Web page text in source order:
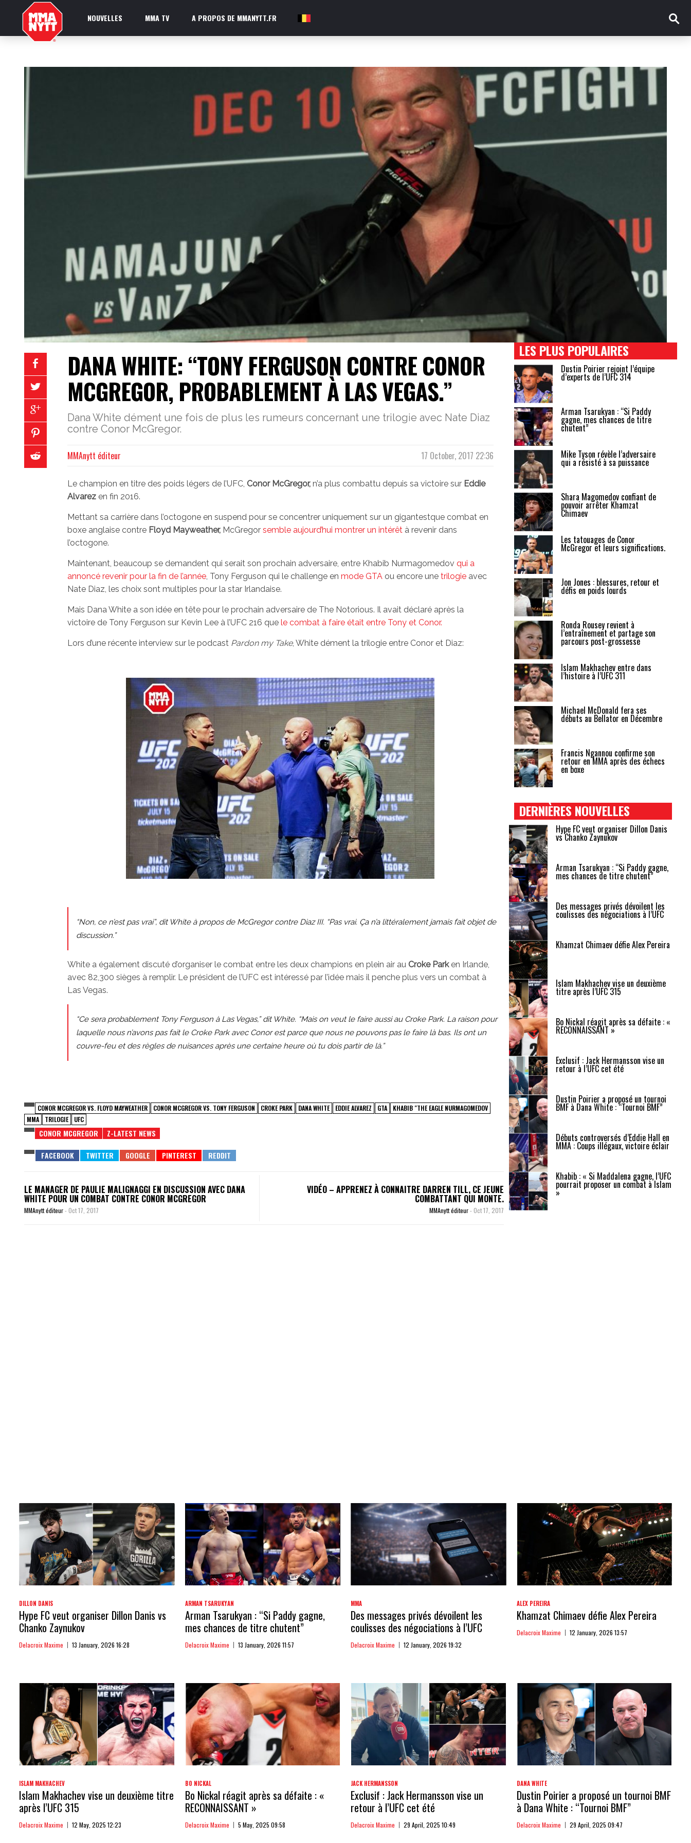
NOUVELLES MMA TV A PROPOS DE MMANYTT.FR FR
DANA WHITE: “TONY FERGUSON CONTRE CONOR
MCGREGOR, PROBABLEMENT À LAS VEGAS.”
Dana White dément une fois de plus les rumeurs concernant une trilogie avec Nate Diaz
contre Conor McGregor.
17 October, 2017 22:36
MMAnytt éditeur
Le champion en titre des poids légers de l’UFC, Conor McGregor, n’a plus combattu depuis sa victoire sur Eddie
Alvarez en fin 2016.
Mettant sa carrière dans l’octogone en suspend pour se concentrer uniquement sur un gigantestque combat en
boxe anglaise contre Floyd Mayweather, McGregor semble aujourd’hui montrer un intérêt à revenir dans
l’octogone.
Maintenant, beaucoup se demandent qui serait son prochain adversaire, entre Khabib Nurmagomedov qui a
annoncé revenir pour la fin de l’année, Tony Ferguson qui le challenge en mode GTA ou encore une trilogie avec
Nate Diaz, les choix sont multiples pour la star Irlandaise.
Mais Dana White a son idée en tête pour le prochain adversaire de The Notorious. Il avait déclaré après la
victoire de Tony Ferguson sur Kevin Lee à l’UFC 216 que le combat à faire était entre Tony et Conor.
Lors d’une récente interview sur le podcast Pardon my Take, White dément la trilogie entre Conor et Diaz:
“Non, ce n’est pas vrai”, dit White à propos de McGregor contre Diaz III. “Pas vrai. Ça n’a littéralement jamais fait objet de
discussion.”
White a également discuté d’organiser le combat entre les deux champions en plein air au Croke Parken Irlande,
avec 82,300 sièges à remplir. Le président de l’UFC est intéressé par l’idée mais il penche plus vers un combat à
Las Vegas.
“Ce sera probablement Tony Ferguson à Las Vegas,” dit White. “Mais on veut le faire aussi au Croke Park. La raison pour
laquelle nous n’avons pas fait le Croke Park avec Conor est parce que nous ne pouvons pas le faire là bas. Ils ont un
couvre-feu et des règles de nuisances après une certaine heure où tu dois partir de là.”
CONOR MCGREGOR VS. FLOYD MAYWEATHER CONOR MCGREGOR VS. TONY FERGUSON CROKE PARK DANA WHITE EDDIE ALVAREZ GTA
KHABIB "THE EAGLE NURMAGOMEDOV
MMA
TRILOGIE UFC
CONOR MCGREGOR Z-LATEST NEWS
LE MANAGER DE PAULIE MALIGNAGGI EN DISCUSSION AVEC DANA
WHITE POUR UN COMBAT CONTRE CONOR MCGREGOR
MMAnytt éditeur- Oct 17, 2017
VIDÉO – APPRENEZ À CONNAITRE DARREN TILL, CE JEUNE
COMBATTANT QUI MONTE.
MMAnytt éditeur- Oct 17, 2017
LES PLUS POPULAIRES
Dustin Poirier rejoint l’équipe
d’experts de l’UFC 314
Arman Tsarukyan : “Si Paddy
gagne, mes chances de titre
chutent”
Mike Tyson révèle l’adversaire
qui a résisté à sa puissance
Shara Magomedov confiant de
pouvoir arrêter Khamzat
Chimaev
Les tatouages de Conor
McGregor et leurs significations.
Jon Jones : blessures, retour et
défis en poids lourds
Ronda Rousey revient à
l’entraînement et partage son
parcours post-grossesse
Islam Makhachev entre dans
l’histoire à l’UFC 311
Michael McDonald fera ses
débuts au Bellator en Décembre
Francis Ngannou confirme son
retour en MMA après des échecs
en boxe
DERNIÈRES NOUVELLES
Hype FC veut organiser Dillon Danis
vs Chanko Zaynukov
Arman Tsarukyan : “Si Paddy gagne,
mes chances de titre chutent”
Des messages privés dévoilent les
coulisses des négociations à l’UFC
Khamzat Chimaev défie Alex Pereira
Islam Makhachev vise un deuxième
titre après l’UFC 315
Bo Nickal réagit après sa défaite : «
RECONNAISSANT »
Exclusif : Jack Hermansson vise un
retour à l’UFC cet été
Dustin Poirier a proposé un tournoi
BMF à Dana White : “Tournoi BMF”
Débuts controversés d’Eddie Hall en
MMA : Coups illégaux, victoire éclair
Khabib : « Si Maddalena gagne, l’UFC
pourrait proposer un combat à Islam
»
DILLON DANIS
Hype FC veut organiser Dillon Danis vs
Chanko Zaynukov
Delacroix Maxime 13 January, 2026 16:28
ARMAN TSARUKYAN
Arman Tsarukyan : “Si Paddy gagne,
mes chances de titre chutent”
Delacroix Maxime 13 January, 2026 11:57
MMA
Des messages privés dévoilent les
coulisses des négociations à l’UFC
Delacroix Maxime 12 January, 2026 19:32
ALEX PEREIRA
Khamzat Chimaev défie Alex Pereira
Delacroix Maxime 12 January, 2026 13:57
ISLAM MAKHACHEV
Islam Makhachev vise un deuxième titre
après l’UFC 315
Delacroix Maxime 12 May, 2025 12:23
BO NICKAL
Bo Nickal réagit après sa défaite : «
RECONNAISSANT »
Delacroix Maxime 5 May, 2025 09:58
JACK HERMANSSON
Exclusif : Jack Hermansson vise un
retour à l’UFC cet été
Delacroix Maxime 29 April, 2025 10:49
DANA WHITE
Dustin Poirier a proposé un tournoi BMF
à Dana White : “Tournoi BMF”
Delacroix Maxime 29 April, 2025 09:47